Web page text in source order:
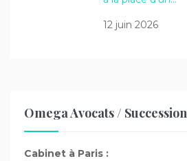
12 juin 2026
Omega Avocats / Succession
Cabinet à Paris :